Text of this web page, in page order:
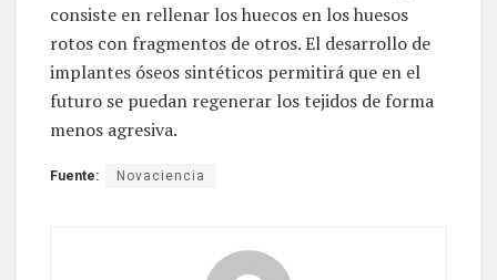
consiste en rellenar los huecos en los huesos
rotos con fragmentos de otros. El desarrollo de
implantes óseos sintéticos permitirá que en el
futuro se puedan regenerar los tejidos de forma
menos agresiva.
Fuente: Novaciencia